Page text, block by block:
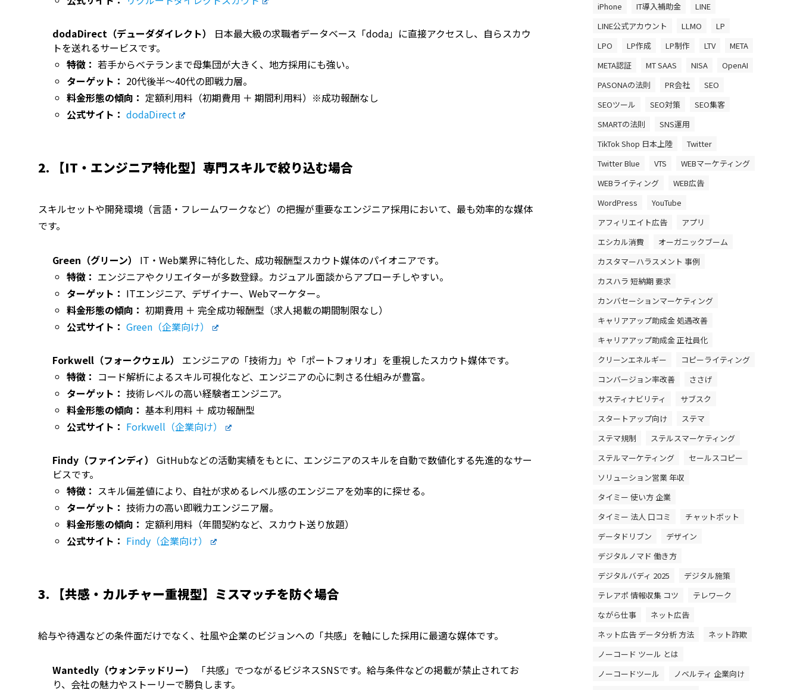
dodaDirect（デューダダイレクト）
日本最大級の求職者データベース「doda」に直接アクセスし、自らスカウ
トを送れるサービスです。
特徴： 若手からベテランまで母集団が大きく、地方採用にも強い。
ターゲット： 20代後半〜40代の即戦力層。
料金形態の傾向： 定額利用料（初期費用 ＋ 期間利用料）※成功報酬なし
公式サイト： dodaDirect
2. 【IT・エンジニア特化型】専門スキルで絞り込む場合
スキルセットや開発環境（言語・フレームワークなど）の把握が重要なエンジニア採用において、最も効率的な媒体
です。
Green（グリーン）
IT・Web業界に特化した、成功報酬型スカウト媒体のパイオニアです。
特徴： エンジニアやクリエイターが多数登録。カジュアル面談からアプローチしやすい。
ターゲット： ITエンジニア、デザイナー、Webマーケター。
料金形態の傾向： 初期費用 ＋ 完全成功報酬型（求人掲載の期間制限なし）
公式サイト： Green（企業向け）
Forkwell（フォークウェル）
エンジニアの「技術力」や「ポートフォリオ」を重視したスカウト媒体です。
特徴： コード解析によるスキル可視化など、エンジニアの心に刺さる仕組みが豊富。
ターゲット： 技術レベルの高い経験者エンジニア。
料金形態の傾向： 基本利用料 ＋ 成功報酬型
公式サイト： Forkwell（企業向け）
Findy（ファインディ）
GitHubなどの活動実績をもとに、エンジニアのスキルを自動で数値化する先進的なサー
ビスです。
特徴： スキル偏差値により、自社が求めるレベル感のエンジニアを効率的に探せる。
ターゲット： 技術力の高い即戦力エンジニア層。
料金形態の傾向： 定額利用料（年間契約など、スカウト送り放題）
公式サイト： Findy（企業向け）
3. 【共感・カルチャー重視型】ミスマッチを防ぐ場合
給与や待遇などの条件面だけでなく、社風や企業のビジョンへの「共感」を軸にした採用に最適な媒体です。
Wantedly（ウォンテッドリー）
「共感」でつながるビジネスSNSです。給与条件などの掲載が禁止されてお
り、会社の魅力やストーリーで勝負します。
iPhone
IT導入補助金
LINE
LINE公式アカウント
LLMO
LP
LPO
LP作成 LP制作 LTV
META
META認証
MT SAAS NISA
OpenAI
PASONAの法則
PR会社
SEO
SEOツール
SEO対策
SEO集客
SMARTの法則
SNS運用
TikTok Shop 日本上陸
Twitter
Twitter Blue
VTS
WEBマーケティング
WEBライティング
WEB広告
WordPress
YouTube
アフィリエイト広告
アプリ
エシカル消費
オーガニックブーム
カスタマーハラスメント 事例
カスハラ 短納期 要求
カンバセーションマーケティング
キャリアアップ助成金 処遇改善
キャリアアップ助成金 正社員化
クリーンエネルギー
コピーライティング
コンバージョン率改善
ささげ
サスティナビリティ
サブスク
スタートアップ向け
ステマ
ステマ規制
ステルスマーケティング
ステルマーケティング
セールスコピー
ソリューション営業 年収
タイミー 使い方 企業
タイミー 法人 口コミ
チャットボット
データドリブン
デザイン
デジタルノマド 働き方
デジタルバディ 2025
デジタル施策
テレアポ 情報収集 コツ
テレワーク
ながら仕事
ネット広告
ネット広告 データ分析 方法
ネット詐欺
ノーコード ツール とは
ノーコードツール
ノベルティ 企業向け